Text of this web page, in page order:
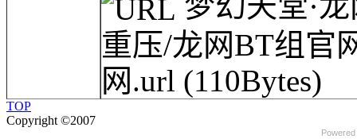
重压/龙网BT组官
网.url (110Bytes)
TOP
Copyright ©2007